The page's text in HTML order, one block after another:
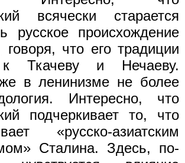
всячески старается
русское происхождение
говоря, что его традиции
к Ткачеву и Нечаеву.
в ленинизме не более
Интересно, что
подчеркивает то, что
«русско-азиатским
Сталина. Здесь, по-